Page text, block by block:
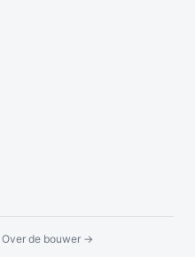
Over de bouwer →